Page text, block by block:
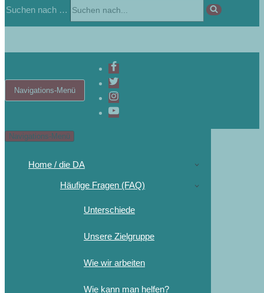
Suchen nach …
Navigations-Menü
Navigations-Menü
Home / die DA
Häufige Fragen (FAQ)
Unterschiede
Unsere Zielgruppe
Wie wir arbeiten
Wie kann man helfen?